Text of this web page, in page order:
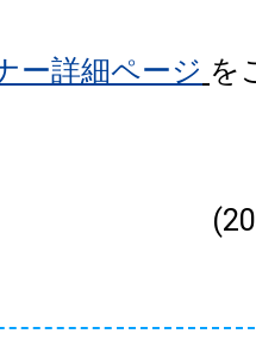
ー詳細ページ を